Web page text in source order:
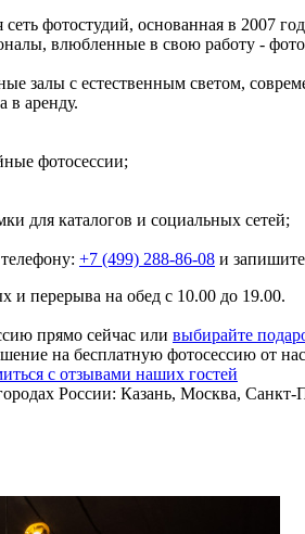
фотостудий, основанная в 2007
влюбленные в свою работу -
залы с естественным светом,
в аренду.
фотосессии;
для каталогов и социальных сетей;
+7 (499) 288-86-08 и
и перерыва на обед с 10.00 до 19.00.
прямо сейчас или выбирайте
на бесплатную фотосессию от
с отзывами наших гостей
России: Казань, Москва,